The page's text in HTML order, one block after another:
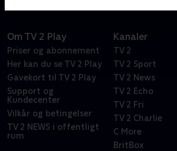
Om TV 2 Play
Priser og abonnement
Her kan du se TV 2 Play
Gavekort til TV 2 Play
Support og
Kundecenter
Vilkår og betingelser
TV 2 NEWS i offentligt
rum
Kanaler
TV 2
TV 2 Sport
TV 2 News
TV 2 Echo
TV 2 Fri
TV 2 Charlie
C More
BritBox